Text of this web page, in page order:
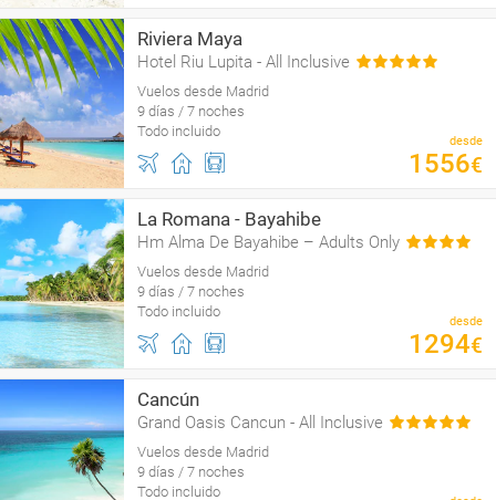
Riviera Maya
Hotel Riu Lupita - All Inclusive
Vuelos desde Madrid
9 días / 7 noches
Todo incluido
desde
1556€
La Romana - Bayahibe
Hm Alma De Bayahibe – Adults Only
Vuelos desde Madrid
9 días / 7 noches
Todo incluido
desde
1294€
Cancún
Grand Oasis Cancun - All Inclusive
Vuelos desde Madrid
9 días / 7 noches
Todo incluido